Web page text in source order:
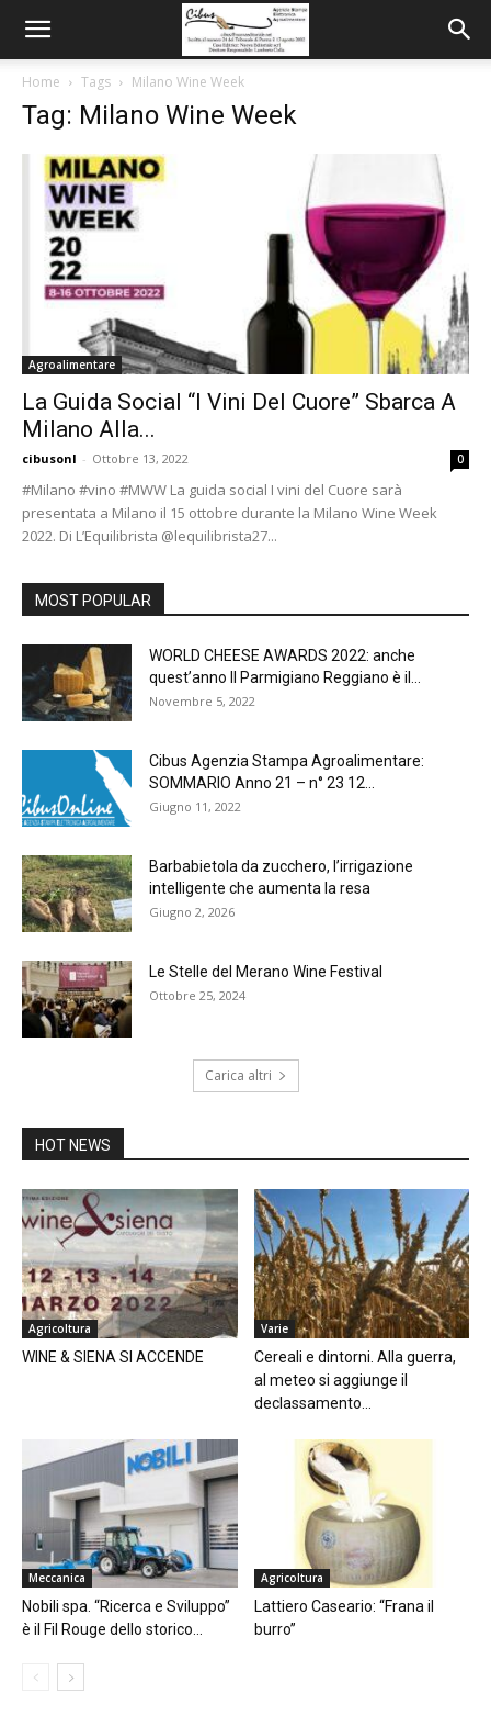
Home Tags Milano Wine Week
Tag: Milano Wine Week
Agroalimentare
La Guida Social “I Vini Del Cuore” Sbarca A
Milano Alla...
cibusonl - Ottobre 13, 2022 0
#Milano #vino #MWW La guida social I vini del Cuore sarà
presentata a Milano il 15 ottobre durante la Milano Wine Week
2022. Di L’Equilibrista @lequilibrista27...
MOST POPULAR
WORLD CHEESE AWARDS 2022: anche
quest’anno Il Parmigiano Reggiano è il...
Novembre 5, 2022
Cibus Agenzia Stampa Agroalimentare:
SOMMARIO Anno 21 – n° 23 12...
Giugno 11, 2022
Barbabietola da zucchero, l’irrigazione
intelligente che aumenta la resa
Giugno 2, 2026
Le Stelle del Merano Wine Festival
Ottobre 25, 2024
Carica altri
HOT NEWS
Agricoltura
WINE & SIENA SI ACCENDE
Varie
Cereali e dintorni. Alla guerra,
al meteo si aggiunge il
declassamento...
Meccanica
Nobili spa. “Ricerca e Sviluppo”
è il Fil Rouge dello storico...
Agricoltura
Lattiero Caseario: “Frana il
burro”